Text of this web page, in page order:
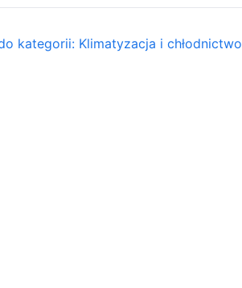
kategorii: Klimatyzacja i chłodnictwo